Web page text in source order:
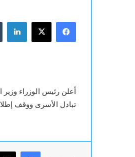
فيسبوك
‫X
أعلن رئيس الوزراء
تبادل الأسرى ووقف